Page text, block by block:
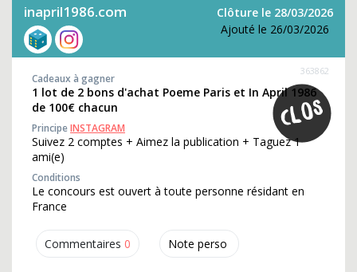
inapril1986.com
Clôture le 28/03/2026
Ajouté le 26/03/2026
Commentaires 0 Note perso
363862
Cadeaux à gagner
1 lot de 2 bons d'achat Poeme Paris et In April 1986
de 100€ chacun
PrincipeINSTAGRAM
Suivez 2 comptes + Aimez la publication + Taguez 1
ami(e)
Conditions
Le concours est ouvert à toute personne résidant en
France